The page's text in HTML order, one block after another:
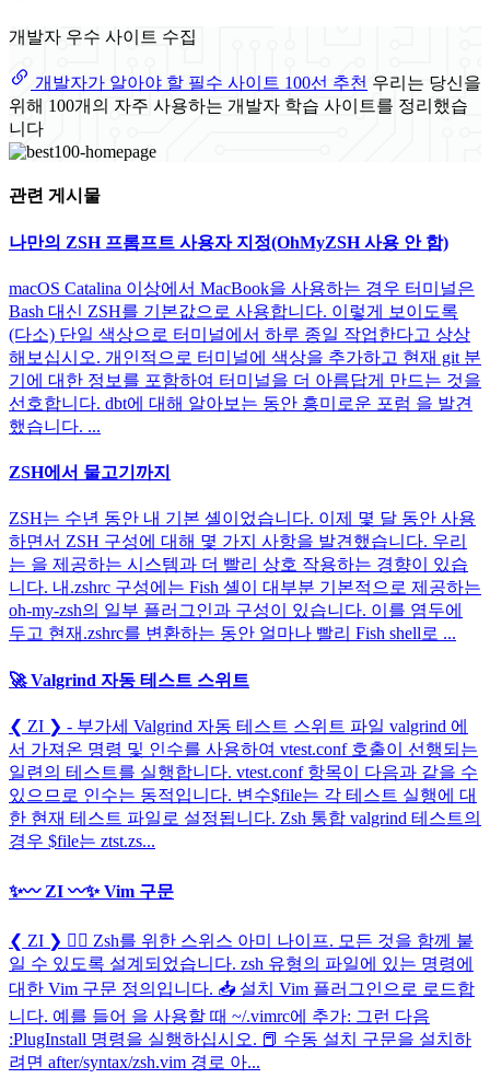
개발자 우수 사이트 수집
개발자가 알아야 할 필수 사이트 100선 추천 우리는 당신을
위해 100개의 자주 사용하는 개발자 학습 사이트를 정리했습
니다
관련 게시물
나만의 ZSH 프롬프트 사용자 지정(OhMyZSH 사용 안 함)
macOS Catalina 이상에서 MacBook을 사용하는 경우 터미널은
Bash 대신 ZSH를 기본값으로 사용합니다. 이렇게 보이도록
(다소) 단일 색상으로 터미널에서 하루 종일 작업한다고 상상
해보십시오. 개인적으로 터미널에 색상을 추가하고 현재 git 분
기에 대한 정보를 포함하여 터미널을 더 아름답게 만드는 것을
선호합니다. dbt에 대해 알아보는 동안 흥미로운 포럼 을 발견
했습니다. ...
ZSH에서 물고기까지
ZSH는 수년 동안 내 기본 셸이었습니다. 이제 몇 달 동안 사용
하면서 ZSH 구성에 대해 몇 가지 사항을 발견했습니다. 우리
는 을 제공하는 시스템과 더 빨리 상호 작용하는 경향이 있습
니다. 내.zshrc 구성에는 Fish 셸이 대부분 기본적으로 제공하는
oh-my-zsh의 일부 플러그인과 구성이 있습니다. 이를 염두에
두고 현재.zshrc를 변환하는 동안 얼마나 빨리 Fish shell로 ...
🚀 Valgrind 자동 테스트 스위트
❮ ZI ❯ - 부가세 Valgrind 자동 테스트 스위트 파일 valgrind 에
서 가져온 명령 및 인수를 사용하여 vtest.conf 호출이 선행되는
일련의 테스트를 실행합니다. vtest.conf 항목이 다음과 같을 수
있으므로 인수는 동적입니다. 변수$file는 각 테스트 실행에 대
한 현재 테스트 파일로 설정됩니다. Zsh 통합 valgrind 테스트의
경우 $file는 ztst.zs...
✨〰️ ZI 〰️✨ Vim 구문
❮ ZI ❯ 🧙‍♀️ Zsh를 위한 스위스 아미 나이프. 모든 것을 함께 붙
일 수 있도록 설계되었습니다. zsh 유형의 파일에 있는 명령에
대한 Vim 구문 정의입니다. 📥 설치 Vim 플러그인으로 로드합
니다. 예를 들어 을 사용할 때 ~/.vimrc에 추가: 그런 다음
:PlugInstall 명령을 실행하십시오. 📕 수동 설치 구문을 설치하
려면 after/syntax/zsh.vim 경로 아...